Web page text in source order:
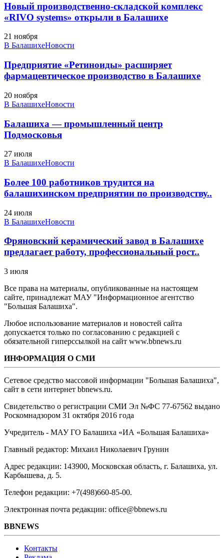
Новый производственно-складской комплекс
«RIVO systems» открыли в Балашихе
21 ноября
В БалашихеНовости
Предприятие «Ретиноиды» расширяет
фармацевтическое производство в Балашихе
20 ноября
В БалашихеНовости
Балашиха — промышленный центр
Подмосковья
27 июля
В БалашихеНовости
Более 100 работников трудится на
балашихинском предприятии по производству..
24 июля
В БалашихеНовости
Фряновский керамический завод в Балашихе
предлагает работу, профессиональный рост..
3 июля
Все права на материалы, опубликованные на настоящем
сайте, принадлежат МАУ "Информационное агентство
"Большая Балашиха".
Любое использование материалов и новостей сайта
допускается только по согласованию с редакцией с
обязательной гиперссылкой на сайт www.bbnews.ru
ИНФОРМАЦИЯ О СМИ
Сетевое средство массовой информации "Большая Балашиха",
сайт в сети интернет bbnews.ru.
Свидетельство о регистрации СМИ Эл №ФС ‎77-67562 выдано
Роскомнадзором 31 октября 2016 года
Учредитель - МАУ ГО Балашиха «ИА «Большая Балашиха»
Главный редактор: Михаил Николаевич Грунин
Адрес редакции: 143900, Московская область, г. Балашиха, ул.
Карбышева, д. 5.
Телефон редакции: +7(498)660-85-00.
Электронная почта редакции: office@bbnews.ru
BBNEWS
Контакты